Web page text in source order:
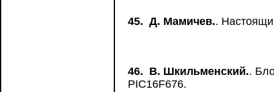
45. Д. Мамичев..
46. В. Шкильменский..
PIC16F676.